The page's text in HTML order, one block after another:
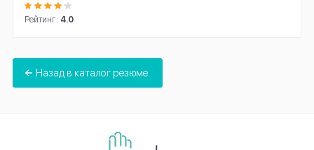
Рейтинг: 4.0
Назад в каталог резюме